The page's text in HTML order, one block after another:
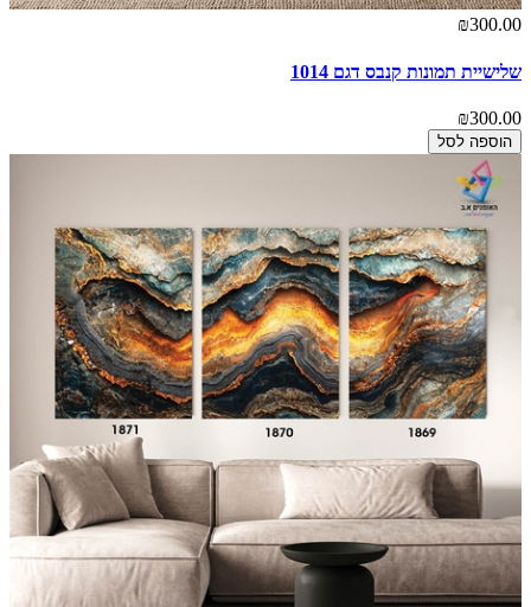
₪300.00
שלישיית תמונות קנבס דגם 1014
₪300.00
הוספה לסל